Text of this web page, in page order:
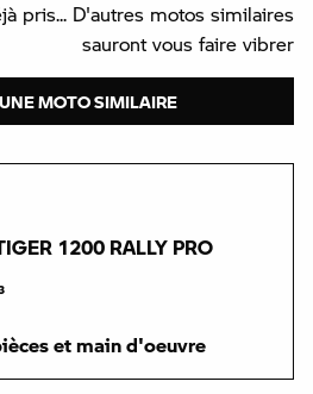
pris... D'autres motos similaires
sauront vous faire vibrer
MOTO SIMILAIRE
1200 RALLY PRO
et main d'oeuvre